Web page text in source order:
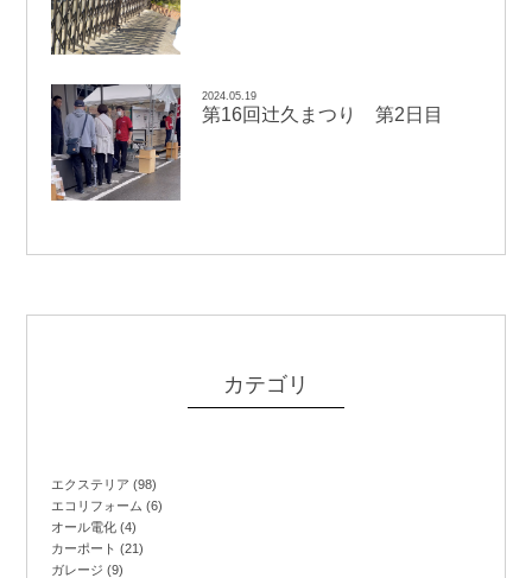
2024.05.19
第16回辻久まつり 第2日目
カテゴリ
エクステリア (98)
エコリフォーム (6)
オール電化 (4)
カーポート (21)
ガレージ (9)